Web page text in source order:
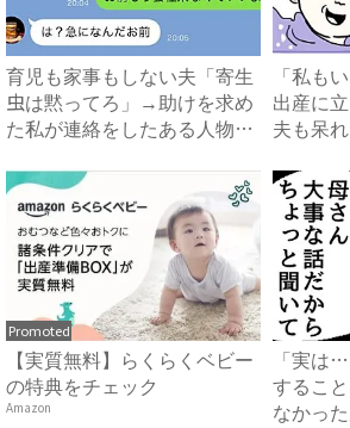
育児も家事もしない夫「寄生
虫は黙ってろ」→助けを求め
た私が連絡をしたある人物と
「私も
出産に
夫も呆
Promoted
【実質無料】らくらくベビー
の特典をチェック
Amazon
「実は
するこ
なかっ